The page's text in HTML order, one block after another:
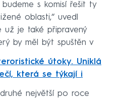
s komisí řešit ty
oblasti,“ uvedl
už je také připravený
by měl být spuštěn v
útoky. Uniklá
která se týkají i
největší po roce